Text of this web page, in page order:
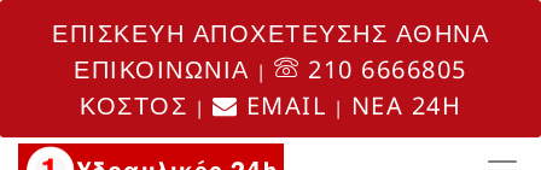
ΕΠΙΣΚΕΥΗ ΑΠΟΧΕΤΕΥΣΗΣ ΑΘΗΝΑ
ΕΠΙΚΟΙΝΩΝΙΑ |
210 6666805
ΚΟΣΤΟΣ | EMAIL | NEA 24H